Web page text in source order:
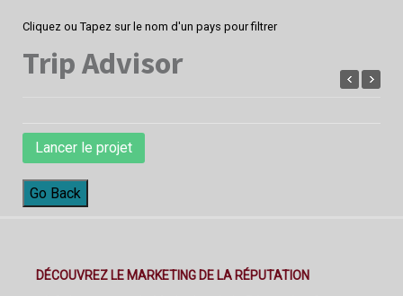
Cliquez ou Tapez sur le nom d'un pays pour filtrer
Trip Advisor
Lancer le projet
Go Back
DÉCOUVREZ LE MARKETING DE LA RÉPUTATION